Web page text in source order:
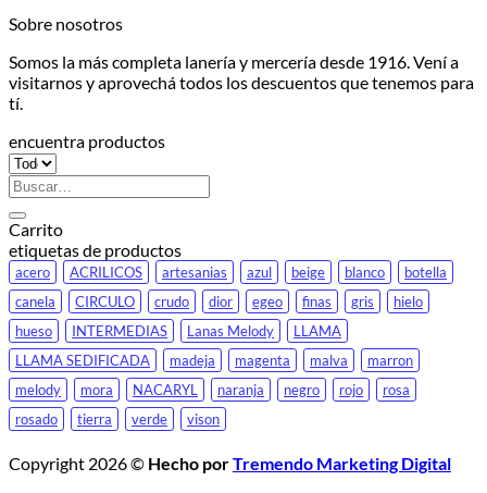
Sobre nosotros
Somos la más completa lanería y mercería desde 1916. Vení a
visitarnos y aprovechá todos los descuentos que tenemos para
tí.
encuentra productos
Buscar
por:
Carrito
etiquetas de productos
acero ACRILICOS artesanias azul beige blanco
botella
canela
CIRCULO crudo dior egeo finas gris
hielo
hueso
INTERMEDIAS Lanas Melody
LLAMA
LLAMA SEDIFICADA
madeja magenta malva
marron
melody
mora NACARYL naranja negro rojo
rosa
rosado
tierra verde vison
Copyright 2026 © Hecho porTremendo Marketing Digital